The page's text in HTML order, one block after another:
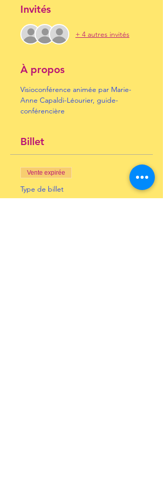
Invités
+ 4 autres invités
À propos
Visioconférence animée par Marie-
Anne Capaldi-Léourier, guide-
conférencière
Billet
Vente expirée
Type de billet